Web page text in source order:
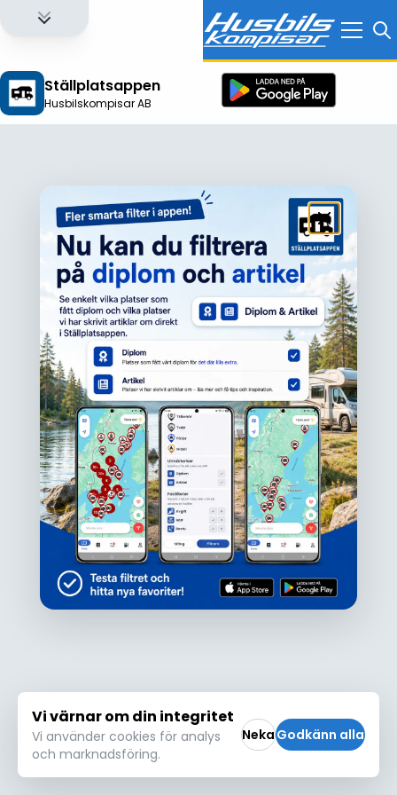
Ställplatsappen
Husbilskompisar AB
Ojdå!
Den här platsen hittades inte eller kunde
inte läsas in korrekt. Vänligen försök igen
Försök igen
Logga in för att få full tillgång till alla funktioner!
Vi värnar om din integritet
Vi använder cookies för analys
och marknadsföring.
NekaGodkänn alla